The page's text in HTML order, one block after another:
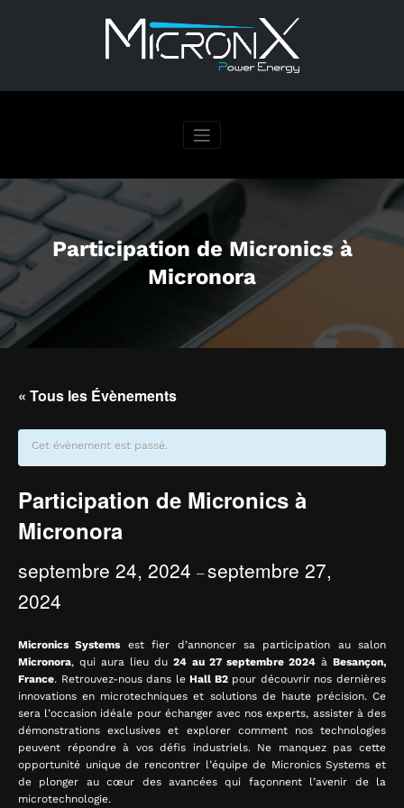
Participation de Micronics à
Micronora
« Tous les Évènements
Cet évènement est passé.
Participation de Micronics à
Micronora
septembre 24, 2024 –septembre 27,
2024
Micronics Systems est fier d’annoncer sa participation au salon
Micronora, qui aura lieu du24 au 27 septembre 2024àBesançon,
France. Retrouvez-nous dans leHall B2pour découvrir nos dernières
innovations en microtechniques et solutions de haute précision. Ce
sera l’occasion idéale pour échanger avec nos experts, assister à des
démonstrations exclusives et explorer comment nos technologies
peuvent répondre à vos défis industriels. Ne manquez pas cette
opportunité unique de rencontrer l’équipe de Micronics Systems et
de plonger au cœur des avancées qui façonnent l’avenir de la
microtechnologie.